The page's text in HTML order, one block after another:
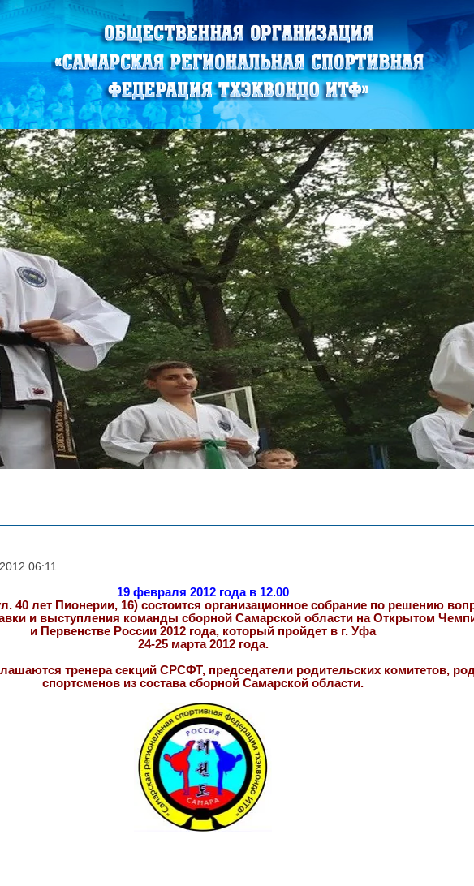
06:11
19 февраля 2012 года в 12.00
40 лет Пионерии, 16) состоится организационное собрание по решению
и выступления команды сборной Самарской области на Открытом
и Первенстве России 2012 года, который пройдет в г. Уфа
24-25 марта 2012 года.
тренера секций СРСФТ, председатели родительских комитетов,
спортсменов из состава сборной Самарской области.